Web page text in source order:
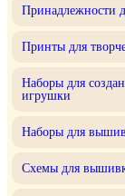
Принадлежности
Принты для
Наборы для
игрушки
Наборы для
Схемы для